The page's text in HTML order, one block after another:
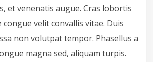
et venenatis augue. Cras lobortis
velit convallis vitae. Duis
non volutpat tempor. Phasellus a
magna sed, aliquam turpis.